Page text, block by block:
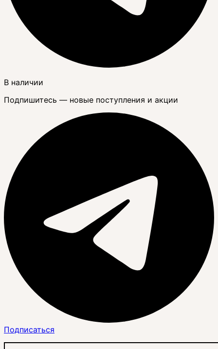
В наличии
Подпишитесь — новые поступления и акции
Подписаться